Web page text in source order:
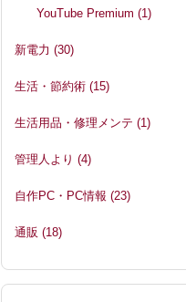
YouTube Premium(1)
新電力 (30)
生活・節約術 (15)
生活用品・修理メンテ (1)
管理人より (4)
自作PC・PC情報 (23)
通販 (18)